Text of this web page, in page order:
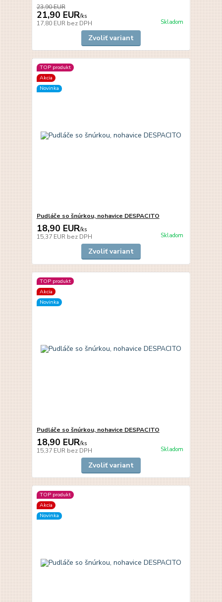
23,90 EUR
21,90 EUR/ks
17,80 EUR bez DPH Skladom
Zvoliť variant
TOP produkt
Akcia
Novinka
Pudláče so šnúrkou, nohavice DESPACITO
18,90 EUR/ks
15,37 EUR bez DPH Skladom
Zvoliť variant
TOP produkt
Akcia
Novinka
Pudláče so šnúrkou, nohavice DESPACITO
18,90 EUR/ks
15,37 EUR bez DPH Skladom
Zvoliť variant
TOP produkt
Akcia
Novinka